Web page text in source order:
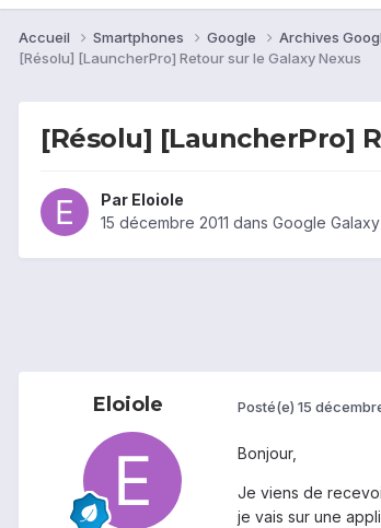
Accueil Smartphones Google Archives
[Résolu] [LauncherPro] Retour sur le Galaxy Nexus
[Résolu] [LauncherPro]
Par Eloiole
15 décembre 2011 dans Google
Eloiole Posté(e) 15
Bonjour,
Je viens de
je vais sur une